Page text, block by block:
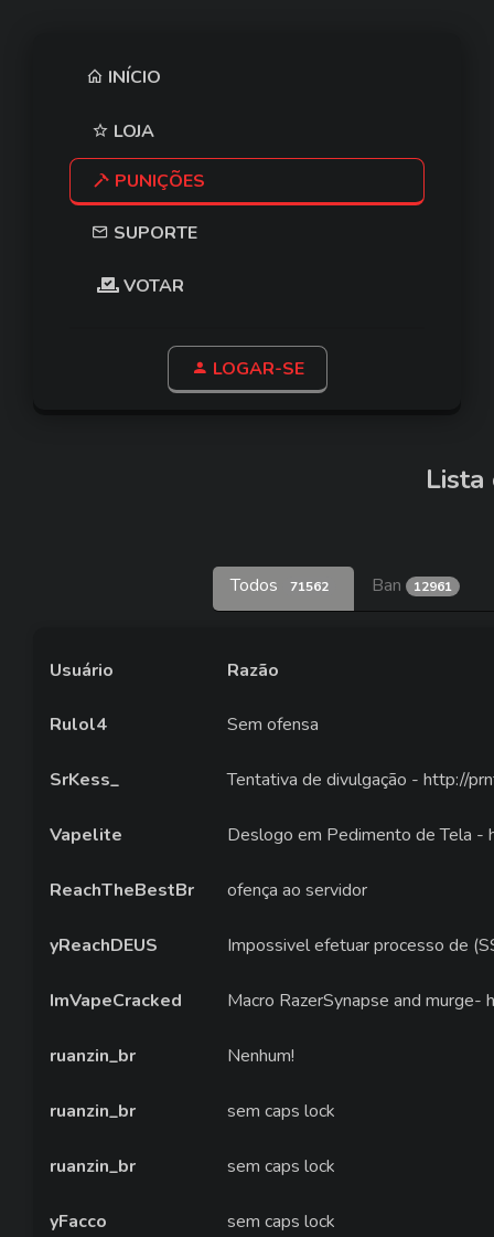
INÍCIO
LOJA
PUNIÇÕES
SUPORTE
VOTAR
LOGAR-SE
Todos 71562 Ban 12961
Usuário Razão
Rulol4 Sem ofensa
SrKess_ Tentativa de divulgação - http://
Vapelite Deslogo em Pedimento de Tela
ReachTheBestBr ofença ao servidor
yReachDEUS Impossivel efetuar processo de
ImVapeCracked Macro RazerSynapse and
ruanzin_br Nenhum!
ruanzin_br sem caps lock
ruanzin_br sem caps lock
yFacco sem caps lock